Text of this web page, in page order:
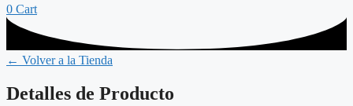
0 Cart
← Volver a la Tienda
Detalles de Producto